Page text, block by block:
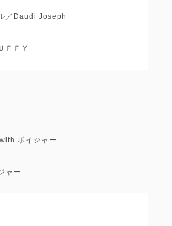
／Daudi Joseph
ＦＦＹ
ボイジャー
ャー